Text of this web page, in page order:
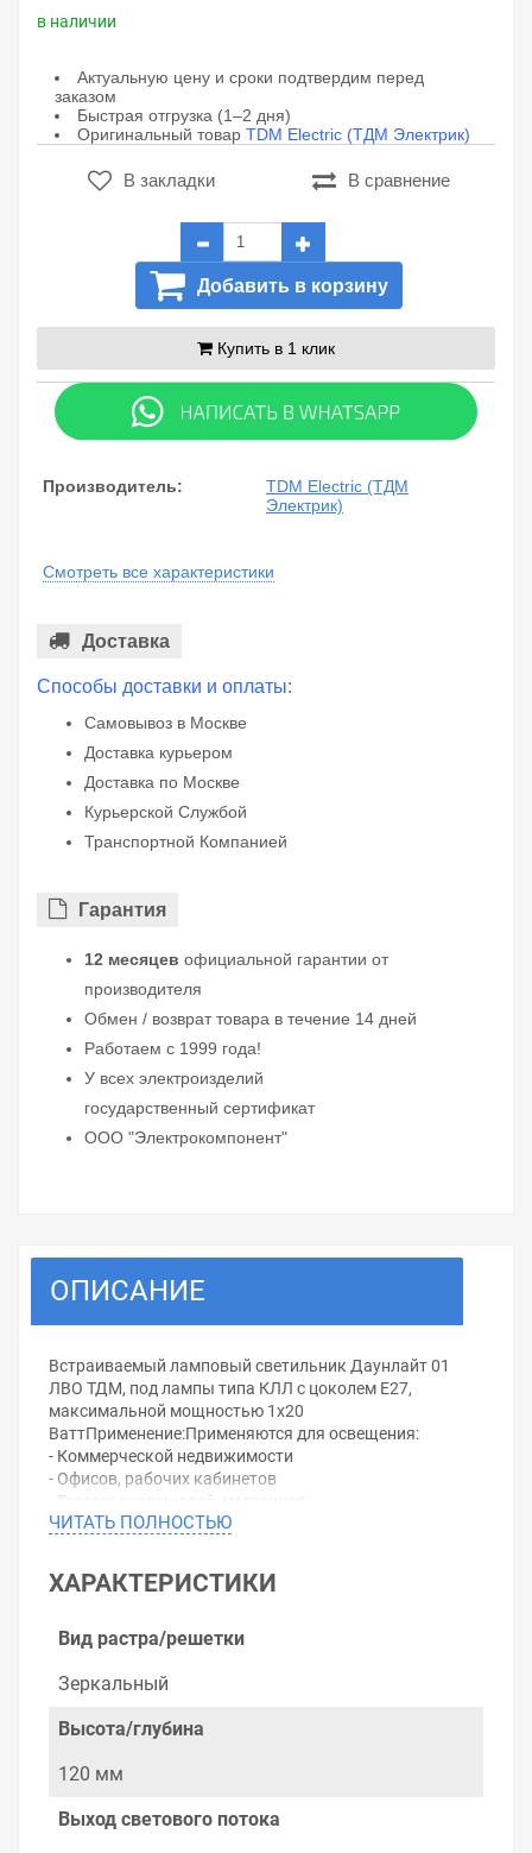
в наличии
Актуальную цену и сроки подтвердим перед
заказом
Быстрая отгрузка (1–2 дня)
Оригинальный товар TDM Electric (ТДМ Электрик)
В закладки В сравнение
Добавить в корзину
Купить в 1 клик
Производитель:
TDM Electric (ТДМ
Электрик)
Смотреть все характеристики
Доставка
Способы доставки и оплаты:
Самовывоз в Москве
Доставка курьером
Доставка по Москве
Курьерской Службой
Транспортной Компанией
Гарантия
12 месяцев официальной гарантии от
производителя
Обмен / возврат товара в течение 14 дней
Работаем с 1999 года!
У всех электроизделий
государственный сертификат
ООО "Электрокомпонент"
ОПИСАНИЕ
Встраиваемый ламповый светильник Даунлайт 01
ЛВО ТДМ, под лампы типа КЛЛ c цоколем E27,
максимальной мощностью 1х20
ВаттПрименение:Применяются для освещения:
- Коммерческой недвижимости
- Офисов, рабочих кабинетов
- Торговых площадей, магазинов
- Холлов, вестибюлей.
оцинкованной стали и установлен на окрашенном
порошковой краской декоративном алюминиевом
алюминиевый отражатель и патрон типа E27.
используются горизантальноь расположенные
интегрированной ПРА.
алюминия, декоративное стекло.
Простая и удобная установка в подвесные потолки
ЧИТАТЬ ПОЛНОСТЬЮ
ХАРАКТЕРИСТИКИ
Вид растра/решетки
Зеркальный
Высота/глубина
120 мм
Выход светового потока